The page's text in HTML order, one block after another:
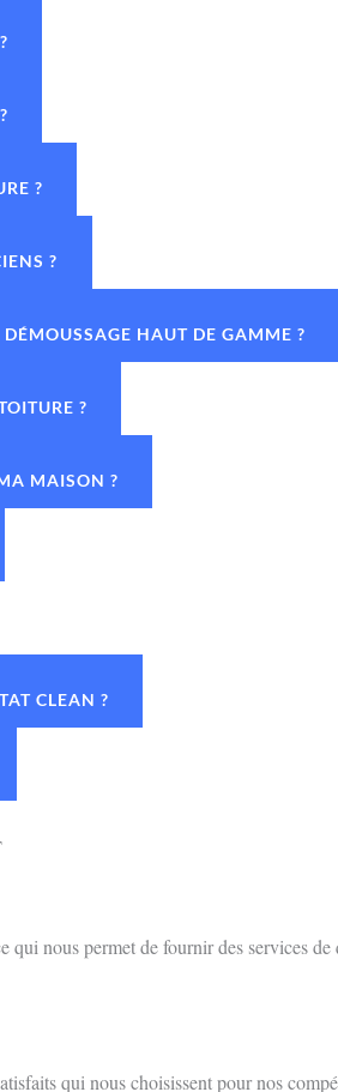
?
?
HAUT DE GAMME ?
?
MAISON ?
CLEAN ?
nous permet de fournir des services de
qui nous choisissent pour nos